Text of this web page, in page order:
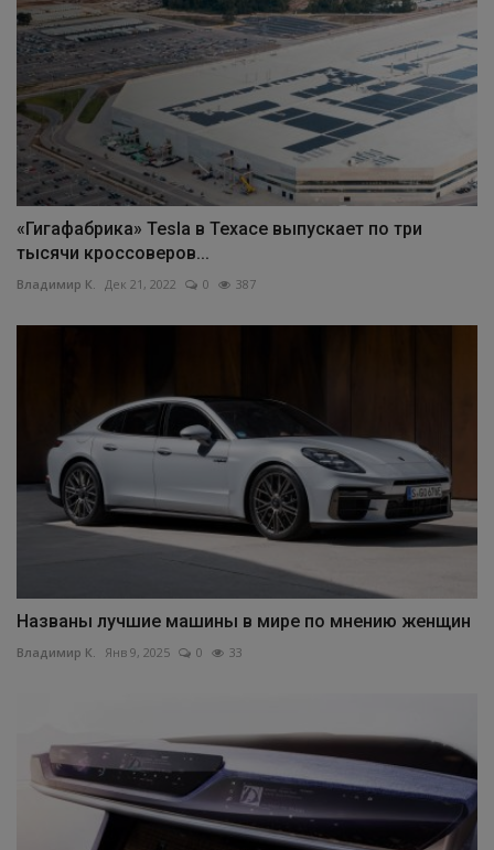
«Гигафабрика» Tesla в Техасе выпускает по три
тысячи кроссоверов...
Владимир К. Дек 21, 2022 0 387
Названы лучшие машины в мире по мнению женщин
Владимир К. Янв 9, 2025 0 33